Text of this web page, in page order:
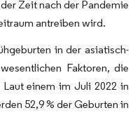
Zeit nach der Pandemie
antreiben wird.
in der asiatisch-
Faktoren, die
einem im Juli 2022 in
52,9 % der Geburten in